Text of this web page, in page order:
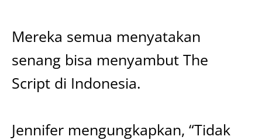
Mereka semua menyatakan
senang bisa menyambut The
Script di Indonesia.
Jennifer mengungkapkan, “Tidak